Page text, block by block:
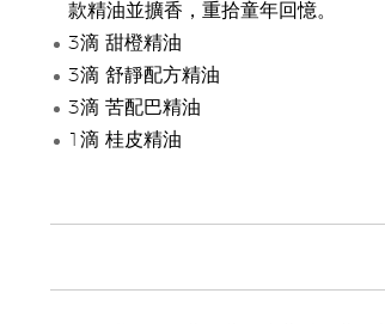
款精油並擴香，重拾童年回憶。
3滴 甜橙精油
3滴 舒靜配方精油
3滴 苦配巴精油
1滴 桂皮精油